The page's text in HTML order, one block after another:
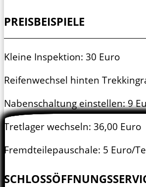
PREISBEISPIELE
Kleine Inspektion: 30 Euro
Reifenwechsel hinten
Nabenschaltung einstellen: 9
Tretlager wechseln: 36,00 Euro
Fremdteilepauschale: 5 Euro/